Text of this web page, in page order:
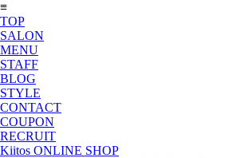
≡
TOP
SALON
MENU
STAFF
BLOG
STYLE
CONTACT
COUPON
RECRUIT
Kiitos ONLINE SHOP